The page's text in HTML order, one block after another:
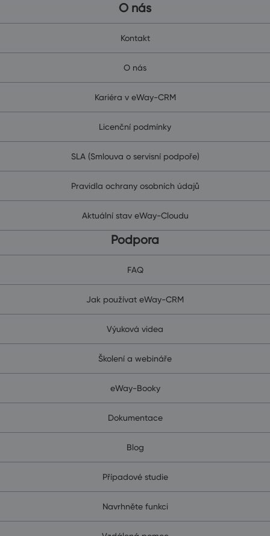
O nás
Kontakt
O nás
Kariéra v eWay-CRM
Licenční podmínky
SLA (Smlouva o servisní podpoře)
Pravidla ochrany osobních údajů
Aktuální stav eWay-Cloudu
Podpora
FAQ
Jak používat eWay-CRM
Výuková videa
Školení a webináře
eWay-Booky
Dokumentace
Blog
Případové studie
Navrhněte funkci